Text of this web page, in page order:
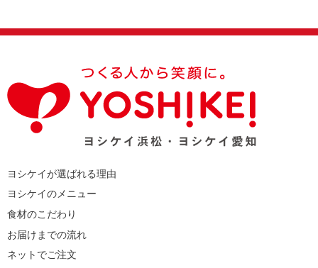
ヨシケイが選ばれる理由
ヨシケイのメニュー
食材のこだわり
お届けまでの流れ
ネットでご注文